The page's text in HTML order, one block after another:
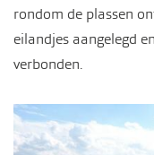
rondom de plassen
eilandjes aangelegd
verbonden.